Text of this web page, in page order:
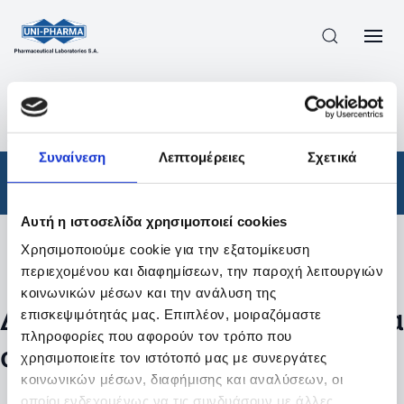
Συναίνεση Λεπτομέρειες Σχετικά
Αυτή η ιστοσελίδα χρησιμοποιεί cookies
Χρησιμοποιούμε cookie για την εξατομίκευση
περιεχομένου και διαφημίσεων, την παροχή λειτουργιών
κοινωνικών μέσων και την ανάλυση της
επισκεψιμότητάς μας. Επιπλέον, μοιραζόμαστε
πληροφορίες που αφορούν τον τρόπο που
χρησιμοποιείτε τον ιστότοπό μας με συνεργάτες
κοινωνικών μέσων, διαφήμισης και αναλύσεων, οι
οποίοι ενδεχομένως να τις συνδυάσουν με άλλες
ΠΡΟΪΟΝΤΑ
ΑΠΟΤΕΛΕΣΜΑΤΑ ΑΝΑΖΗΤΗΣΗΣ
Φάρμακα
Φίλτρα
Δεν βρέθηκαν προϊόντα με τα
συγκεκριμένα φίλτρα